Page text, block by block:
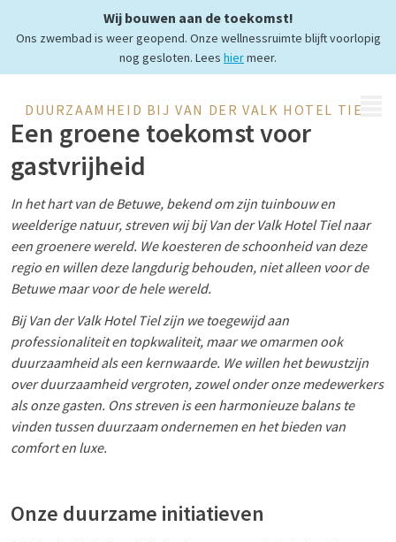
Wij bouwen aan de toekomst!
Ons zwembad is weer geopend. Onze wellnessruimte blijft voorlopig
nog gesloten. Lees hiermeer.
MENU
aan een groenere toekomst
DUURZAAMHEID BIJ VAN DER VALK HOTEL TIEL
Een groene toekomst voor
gastvrijheid
In het hart van de Betuwe, bekend om zijn tuinbouw en
weelderige natuur, streven wij bij Van der Valk Hotel Tiel naar
een groenere wereld. We koesteren de schoonheid van deze
regio en willen deze langdurig behouden, niet alleen voor de
Betuwe maar voor de hele wereld.
Bij Van der Valk Hotel Tiel zijn we toegewijd aan
professionaliteit en topkwaliteit, maar we omarmen ook
duurzaamheid als een kernwaarde. We willen het bewustzijn
over duurzaamheid vergroten, zowel onder onze medewerkers
als onze gasten. Ons streven is een harmonieuze balans te
vinden tussen duurzaam ondernemen en het bieden van
comfort en luxe.
Onze duurzame initiatieven